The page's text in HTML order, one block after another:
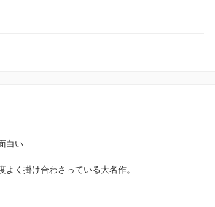
白い
く掛け合わさっている大名作。